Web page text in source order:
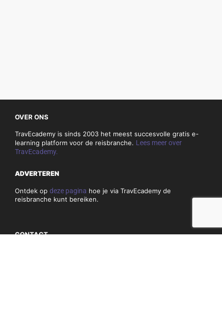
OVER ONS
TravEcademy is sinds 2003 het meest succesvolle gratis e-
learning platform voor de reisbranche. Lees meer over
TravEcademy.
ADVERTEREN
Ontdek op deze pagina hoe je via TravEcademy de
reisbranche kunt bereiken.
CONTACT